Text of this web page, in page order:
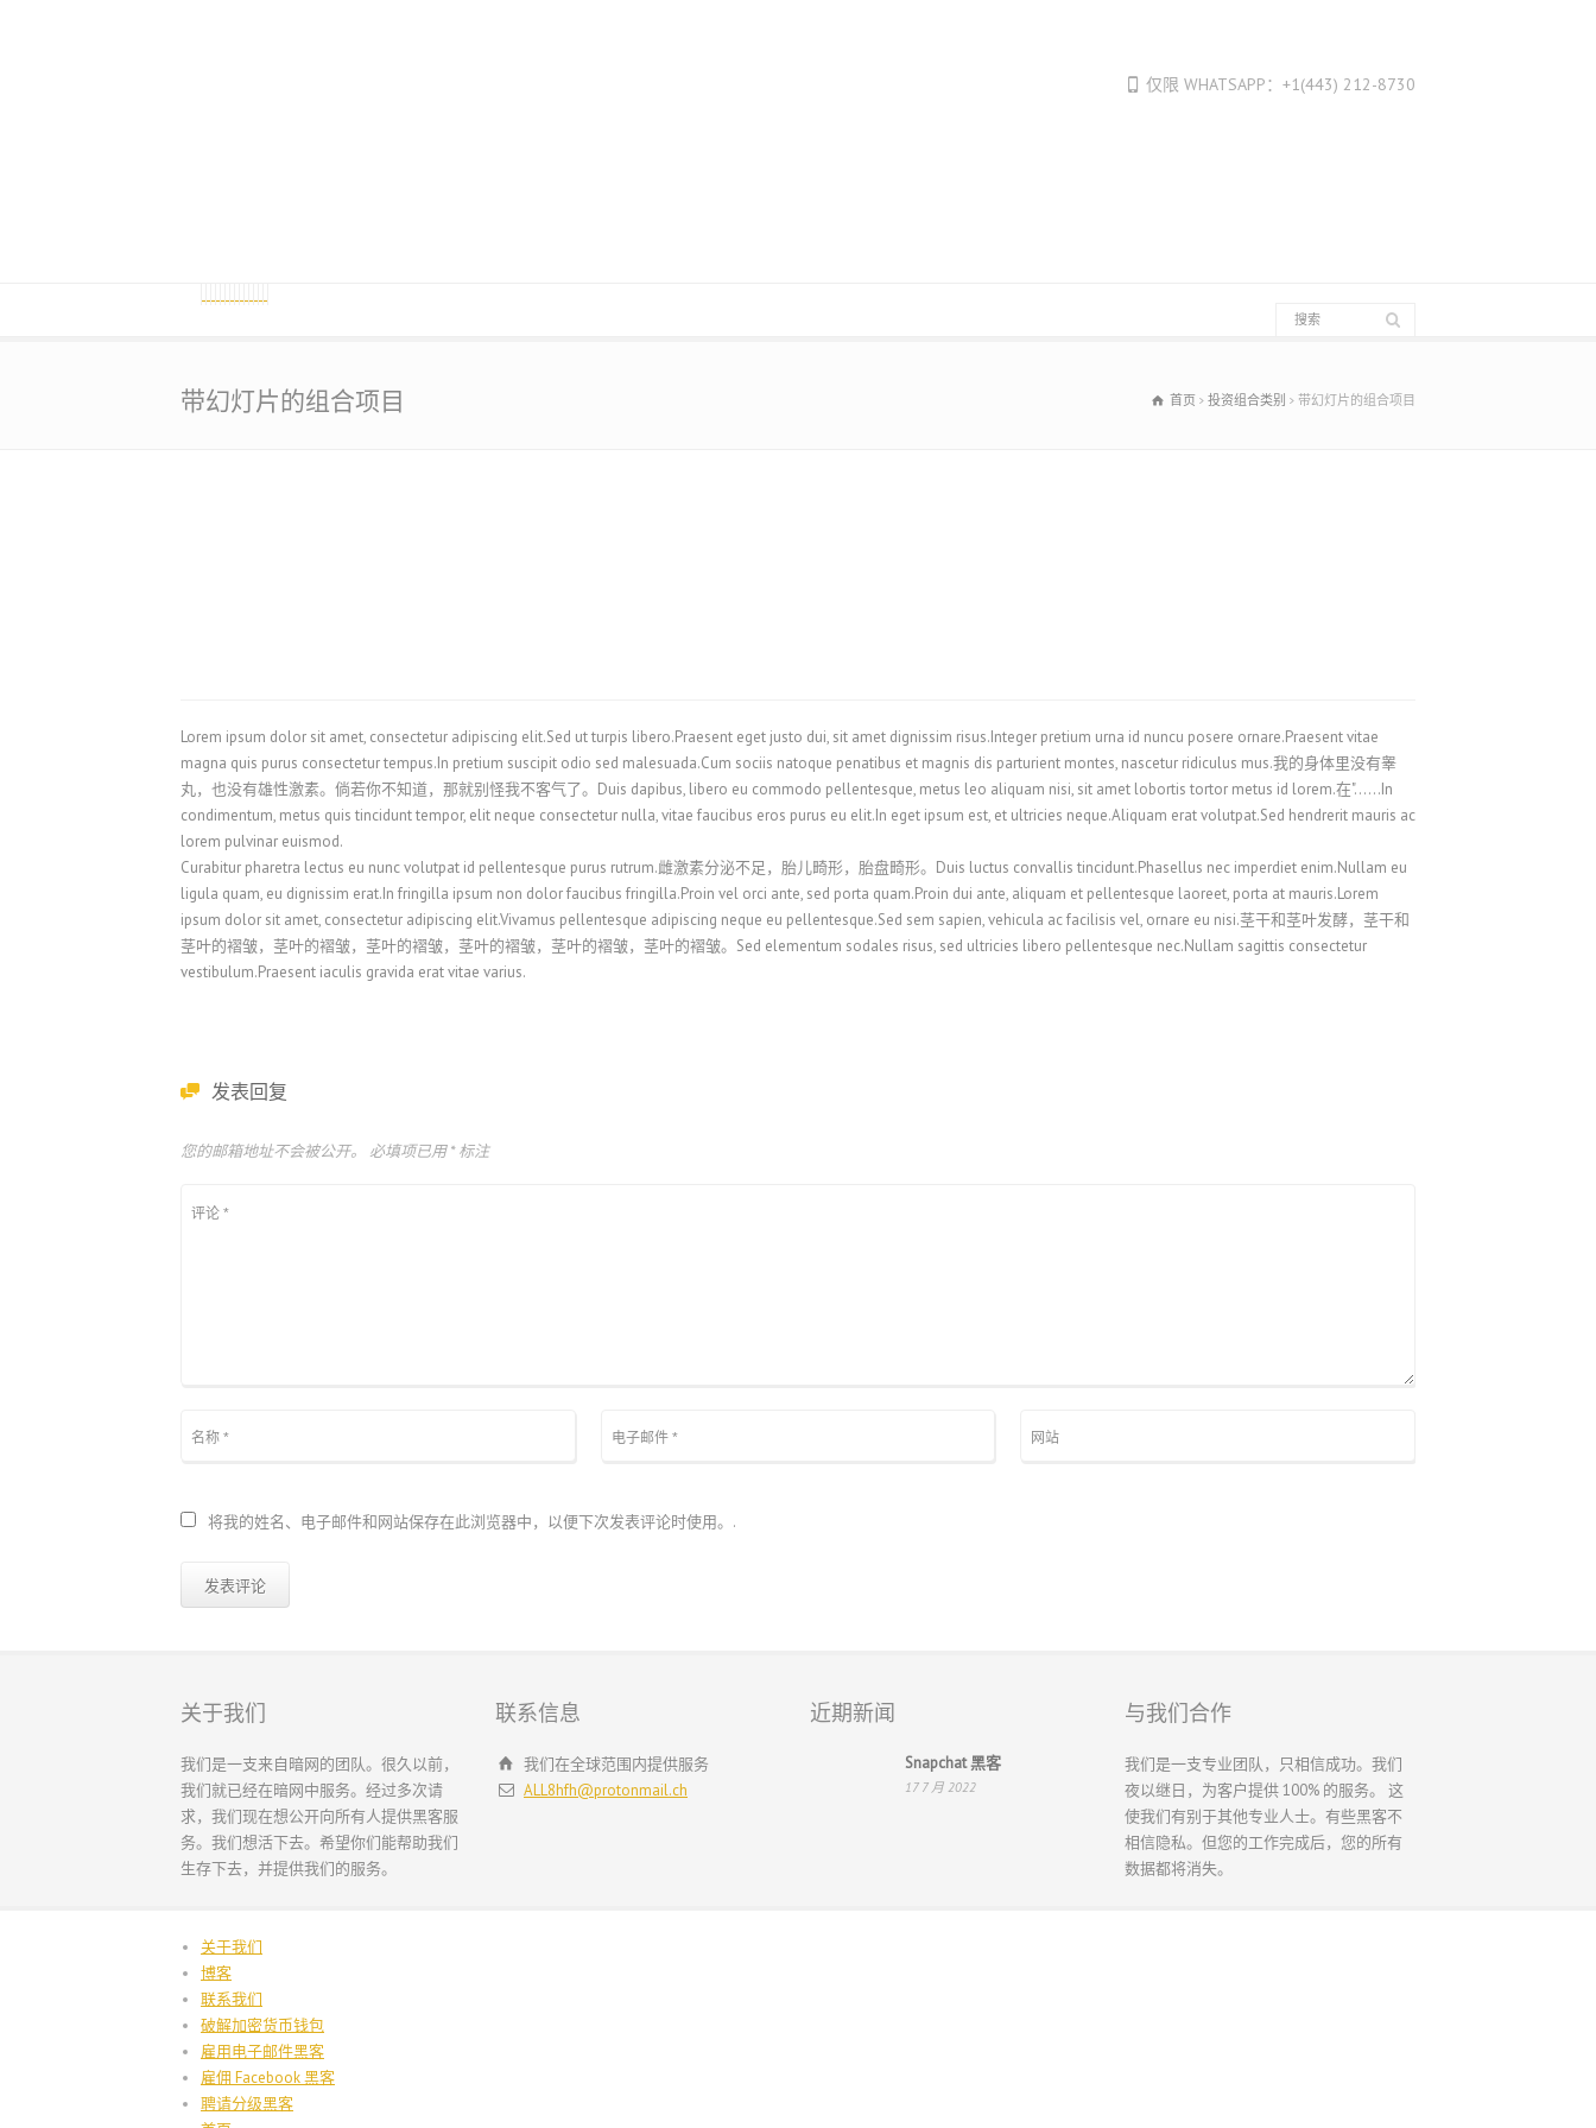
仅限 WHATSAPP：+1(443) 212-8730
带幻灯片的组合项目 首页 投资组合类别 带幻灯片的组合项目
Lorem ipsum dolor sit amet, consectetur adipiscing elit.Sed ut turpis libero.Praesent eget justo dui, sit amet dignissim risus.Integer pretium urna id nuncu posere ornare.Praesent vitae
magna quis purus consectetur tempus.In pretium suscipit odio sed malesuada.Cum sociis natoque penatibus et magnis dis parturient montes, nascetur ridiculus mus.我的身体里没有睾
丸，也没有雄性激素。倘若你不知道，那就别怪我不客气了。Duis dapibus, libero eu commodo pellentesque, metus leo aliquam nisi, sit amet lobortis tortor metus id lorem.在"......In
condimentum, metus quis tincidunt tempor, elit neque consectetur nulla, vitae faucibus eros purus eu elit.In eget ipsum est, et ultricies neque.Aliquam erat volutpat.Sed hendrerit mauris ac
lorem pulvinar euismod.
Curabitur pharetra lectus eu nunc volutpat id pellentesque purus rutrum.雌激素分泌不足，胎儿畸形，胎盘畸形。Duis luctus convallis tincidunt.Phasellus nec imperdiet enim.Nullam eu
ligula quam, eu dignissim erat.In fringilla ipsum non dolor faucibus fringilla.Proin vel orci ante, sed porta quam.Proin dui ante, aliquam et pellentesque laoreet, porta at mauris.Lorem
ipsum dolor sit amet, consectetur adipiscing elit.Vivamus pellentesque adipiscing neque eu pellentesque.Sed sem sapien, vehicula ac facilisis vel, ornare eu nisi.茎干和茎叶发酵，茎干和
茎叶的褶皱，茎叶的褶皱，茎叶的褶皱，茎叶的褶皱，茎叶的褶皱，茎叶的褶皱。Sed elementum sodales risus, sed ultricies libero pellentesque nec.Nullam sagittis consectetur
vestibulum.Praesent iaculis gravida erat vitae varius.
发表回复
您的邮箱地址不会被公开。 必填项已用*标注
将我的姓名、电子邮件和网站保存在此浏览器中，以便下次发表评论时使用。.
关于我们
我们是一支来自暗网的团队。很久以前，
我们就已经在暗网中服务。经过多次请
求，我们现在想公开向所有人提供黑客服
务。我们想活下去。希望你们能帮助我们
生存下去，并提供我们的服务。
联系信息
我们在全球范围内提供服务
ALL8hfh@protonmail.ch
近期新闻
Snapchat 黑客
17 7 月 2022
与我们合作
我们是一支专业团队，只相信成功。我们
夜以继日，为客户提供 100% 的服务。 这
使我们有别于其他专业人士。有些黑客不
相信隐私。但您的工作完成后，您的所有
数据都将消失。
关于我们
博客
联系我们
破解加密货币钱包
雇用电子邮件黑客
雇佣 Facebook 黑客
聘请分级黑客
Français de Belgique
Nederlands
繁體中文